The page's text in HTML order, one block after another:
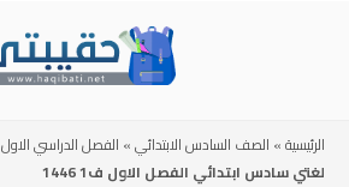
الرئيسية» الصف السادس الابتدائي» الفصل الدراسي الاول
لغتي سادس ابتدائي الفصل الاول ف1 1446